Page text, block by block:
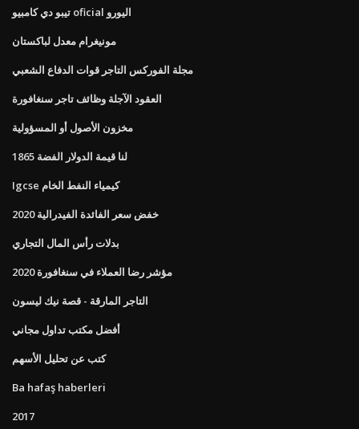
تيبو دي كامبيو oficial اليورو
مونيغرام معدل لباكستان
مجلة الفوركس التاجر قوات الدفاع الشعبي
العقود الآجلة وظائف تاجر سنغافورة
مخزون الأصول أو المسؤولية
1865 لنا قيمة الدولار الفضة
Igcse كيمياء النفط الخام
خفض سعر الفائدة الفيدرالية 2020
بدلات رأس المال التجاري
مؤشر رضا العملاء في سنغافورة 2020
التاجر المارقة - قصة نيك ليسون
أفضل مكتب تداول مجاني
كتب عن تحليل الأسهم
Ba hafaş haberleri
2017